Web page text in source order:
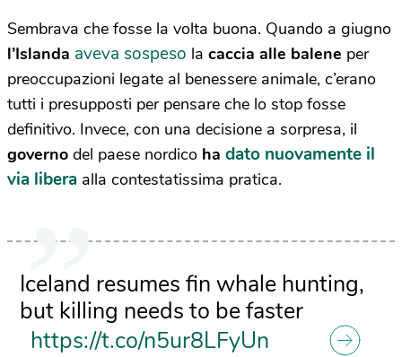
Sembrava che fosse la volta buona. Quando a giugno
l’Islanda aveva sospeso la caccia alle balene per
preoccupazioni legate al benessere animale, c’erano
tutti i presupposti per pensare che lo stop fosse
definitivo. Invece, con una decisione a sorpresa, il
governo del paese nordico ha dato nuovamente il
via libera alla contestatissima pratica.
Iceland resumes fin whale hunting,
but killing needs to be faster
https://t.co/n5ur8LFyUn